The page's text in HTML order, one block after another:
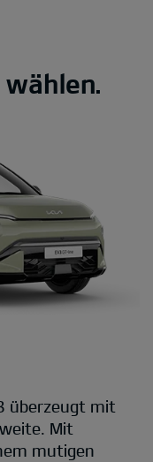
überzeugt mit
Mit
mutigen